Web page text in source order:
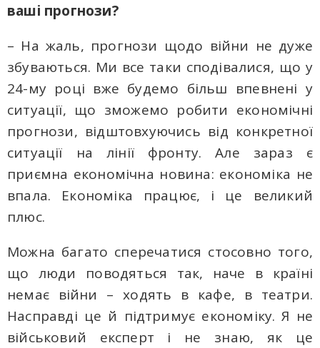
ваші прогнози?
– На жаль, прогнози щодо війни не дуже
збуваються. Ми все таки сподівалися, що у
24-му році вже будемо більш впевнені у
ситуації, що зможемо робити економічні
прогнози, відштовхуючись від конкретної
ситуації на лінії фронту. Але зараз є
приємна економічна новина: економіка не
впала. Економіка працює, і це великий
плюс.
Можна багато сперечатися стосовно того,
що люди поводяться так, наче в країні
немає війни – ходять в кафе, в театри.
Насправді це й підтримує економіку. Я не
військовий експерт і не знаю, як це